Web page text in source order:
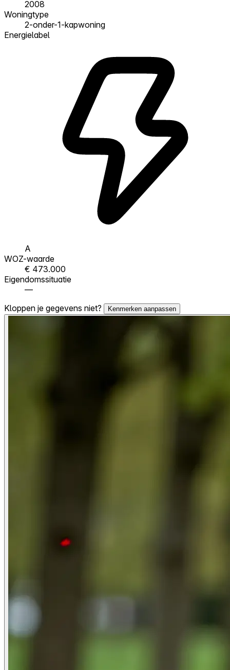
2008
Woningtype
2-onder-1-kapwoning
Energielabel
A
WOZ-waarde
€ 473.000
Eigendomssituatie
—
Kloppen je gegevens niet?
Kenmerken aanpassen